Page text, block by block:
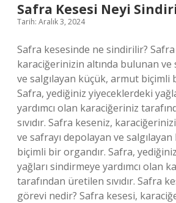
Safra Kesesi Neyi
Tarih: Aralık 3, 2024
Safra kesesinde ne sindirilir?
karaciğerinizin altında bulunan ve
ve salgılayan küçük, armut biçimli
Safra, yediğiniz yiyeceklerdeki
yardımcı olan karaciğeriniz
sıvıdır. Safra keseniz,
ve safrayı depolayan ve
biçimli bir organdır. Safra,
yağları sindirmeye yardımcı olan
tarafından üretilen sıvıdır. Safra
görevi nedir? Safra kesesi,